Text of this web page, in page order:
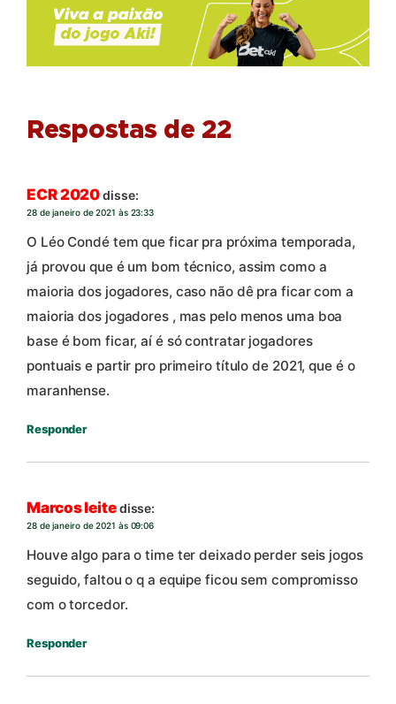
Respostas de 22
ECR 2020disse:
28 de janeiro de 2021 às 23:33
O Léo Condé tem que ficar pra próxima temporada,
já provou que é um bom técnico, assim como a
maioria dos jogadores, caso não dê pra ficar com a
maioria dos jogadores , mas pelo menos uma boa
base é bom ficar, aí é só contratar jogadores
pontuais e partir pro primeiro título de 2021, que é o
maranhense.
Responder
Marcos leitedisse:
28 de janeiro de 2021 às 09:06
Houve algo para o time ter deixado perder seis jogos
seguido, faltou o q a equipe ficou sem compromisso
com o torcedor.
Responder